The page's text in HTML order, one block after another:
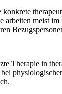
arbeiten meist
Therapie in